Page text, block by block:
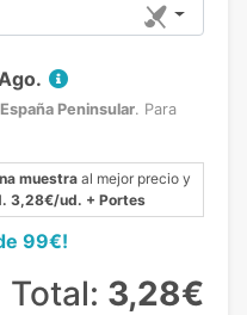
España Peninsular. Para
muestra al mejor precio y
3,28€/ud. + Portes
99€!
Total: 3,28€